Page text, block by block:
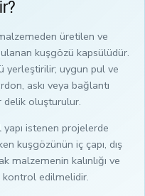
üretilen ve
kuşgözü kapsülüdür.
yerleştirilir; uygun pul ve
askı veya bağlantı
delik oluşturulur.
istenen projelerde
kuşgözünün iç çapı, dış
malzemenin kalınlığı ve
kontrol edilmelidir.